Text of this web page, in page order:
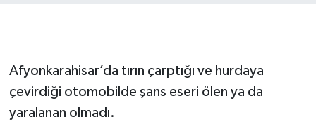
Afyonkarahisar’da tırın çarptığı ve hurdaya
çevirdiği otomobilde şans eseri ölen ya da
yaralanan olmadı.